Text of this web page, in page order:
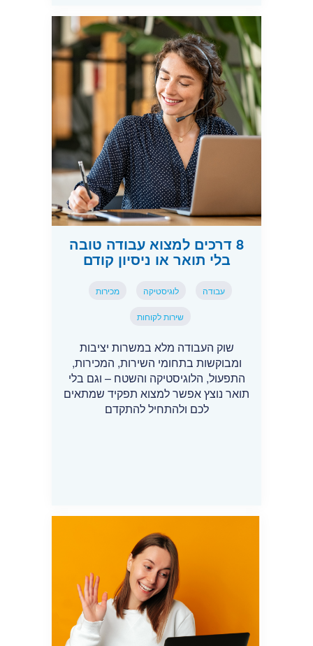
8 דרכים למצוא עבודה טובה
בלי תואר או ניסיון קודם
עבודה לוגיסטיקה מכירות
שירות לקוחות
שוק העבודה מלא במשרות יציבות
ומבוקשות בתחומי השירות, המכירות,
התפעול, הלוגיסטיקה והשטח – וגם בלי
תואר נוצץ אפשר למצוא תפקיד שמתאים
לכם ולהתחיל להתקדם